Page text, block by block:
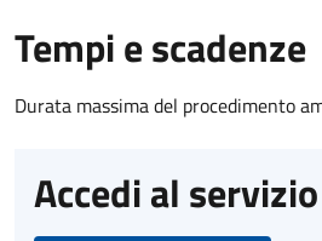
Tempi e scadenze
Durata massima del procedimento
Accedi al servizio